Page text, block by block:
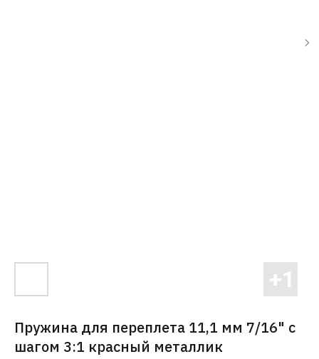
Пружина для переплета 11,1 мм 7/16" с
шагом 3:1 красный металлик